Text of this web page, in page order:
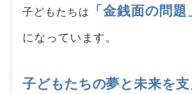
子どもたちは 「金銭面の問題
になっています。
子どもたちの夢と未来を支